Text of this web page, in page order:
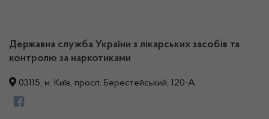
Державна служба України з лікарських засобів та
контролю за наркотиками
03115, м. Київ, просп. Берестейський, 120-А